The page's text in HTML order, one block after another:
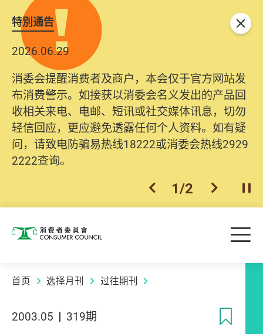
特別通告
2026.06.29
消委会提醒消费者及商户，本会仅于官方网站发
布消费警示。如接获以消委会名义发出的产品回
收相关来电、电邮、短讯或社交媒体讯息，切勿
轻信回应，更应避免透露任何个人资料。如有疑
问，请致电防骗易热线18222或消委会热线2929
2222查询。
上一个
1/2 下一个开
关闭
消费者委员会 目
首页 选择月刊 过往期刊
2003.05 319期